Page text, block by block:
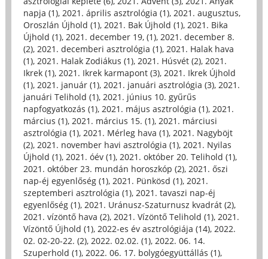
napja (1), 2021. április asztrológia (1), 2021. augusztus,
Oroszlán Újhold (1), 2021. Bak Újhold (1), 2021. Bika
Újhold (1), 2021. december 19, (1), 2021. december 8.
(2), 2021. decemberi asztrológia (1), 2021. Halak hava
(1), 2021. Halak Zodiákus (1), 2021. Húsvét (2), 2021.
Ikrek (1), 2021. Ikrek karmapont (3), 2021. Ikrek Újhold
(1), 2021. január (1), 2021. januári asztrológia (3), 2021.
januári Telihold (1), 2021. június 10. gyűrűs
napfogyatkozás (1), 2021. május asztrológia (1), 2021.
március (1), 2021. március 15. (1), 2021. márciusi
asztrológia (1), 2021. Mérleg hava (1), 2021. Nagyböjt
(2), 2021. november havi asztrológia (1), 2021. Nyilas
Újhold (1), 2021. óév (1), 2021. október 20. Telihold (1),
2021. október 23. mundán horoszkóp (2), 2021. őszi
nap-éj egyenlőség (1), 2021. Pünkösd (1), 2021.
szeptemberi asztrológia (1), 2021. tavaszi nap-éj
egyenlőség (1), 2021. Uránusz-Szaturnusz kvadrát (2),
2021. vízöntő hava (2), 2021. Vízöntő Telihold (1), 2021.
Vízöntő Újhold (1), 2022-es év asztrológiája (14), 2022.
02. 02-20-22. (2), 2022. 02.02. (1), 2022. 06. 14.
Szuperhold (1), 2022. 06. 17. bolygóegyüttállás (1),